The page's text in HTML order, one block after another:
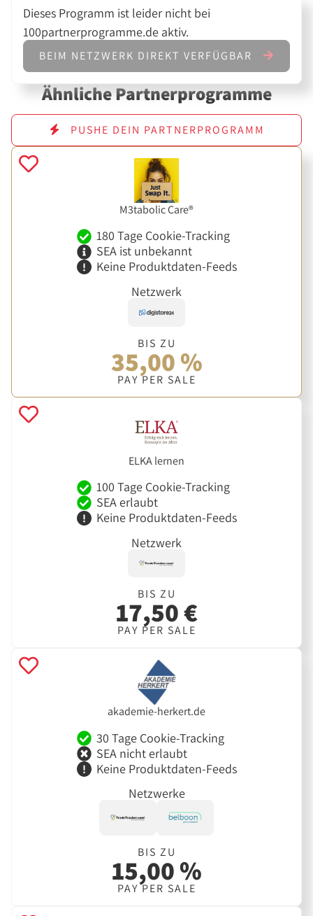
Dieses Programm ist leider nicht bei
100partnerprogramme.de aktiv.
BEIM NETZWERK DIREKT VERFÜGBAR
Ähnliche Partnerprogramme
PUSHE DEIN PARTNERPROGRAMM
M3tabolic Care®
180 Tage Cookie-Tracking
SEA ist unbekannt
Keine Produktdaten-Feeds
Netzwerk
BIS ZU
35,00 %
PAY PER SALE
ELKA lernen
100 Tage Cookie-Tracking
SEA erlaubt
Keine Produktdaten-Feeds
Netzwerk
BIS ZU
17,50 €
PAY PER SALE
akademie-herkert.de
30 Tage Cookie-Tracking
SEA nicht erlaubt
Keine Produktdaten-Feeds
Netzwerke
BIS ZU
15,00 %
PAY PER SALE